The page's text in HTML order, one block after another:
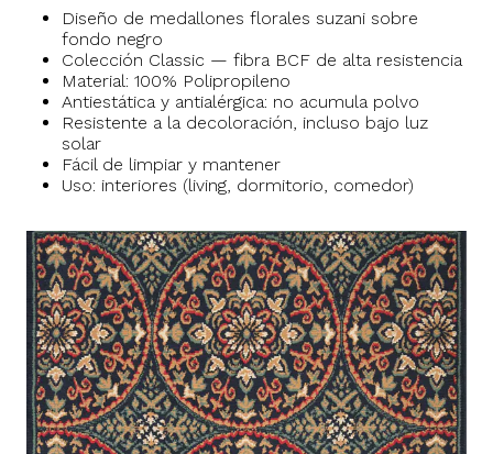
Diseño de medallones florales suzani sobre
fondo negro
Colección Classic — fibra BCF de alta resistencia
Material: 100% Polipropileno
Antiestática y antialérgica: no acumula polvo
Resistente a la decoloración, incluso bajo luz
solar
Fácil de limpiar y mantener
Uso: interiores (living, dormitorio, comedor)